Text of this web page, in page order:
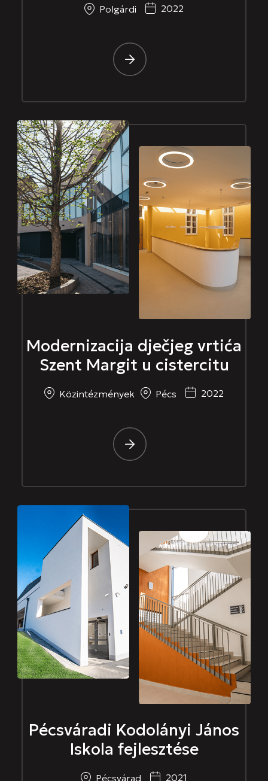
Polgárdi 2022
Modernizacija dječjeg vrtića
Szent Margit u cistercitu
Közintézmények Pécs 2022
Pécsváradi Kodolányi János
Iskola fejlesztése
Pécsvárad 2021